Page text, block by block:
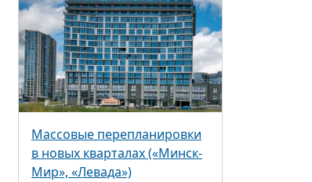
Массовые перепланировки
в новых кварталах («Минск-
Мир», «Левада»)